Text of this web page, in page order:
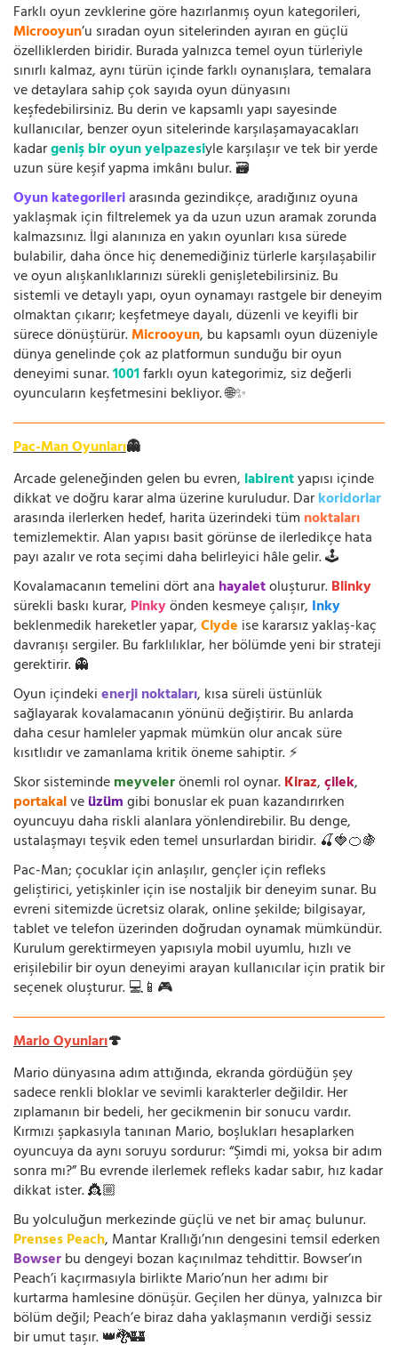
Farklı oyun zevklerine göre hazırlanmış oyun kategorileri,
Microoyun’u sıradan oyun sitelerinden ayıran en güçlü
özelliklerden biridir. Burada yalnızca temel oyun türleriyle
sınırlı kalmaz, aynı türün içinde farklı oynanışlara, temalara
ve detaylara sahip çok sayıda oyun dünyasını
keşfedebilirsiniz. Bu derin ve kapsamlı yapı sayesinde
kullanıcılar, benzer oyun sitelerinde karşılaşamayacakları
kadargeniş bir oyun yelpazesiyle karşılaşır ve tek bir yerde
uzun süre keşif yapma imkânı bulur. 🗃️
Oyun kategorileriarasında gezindikçe, aradığınız oyuna
yaklaşmak için filtrelemek ya da uzun uzun aramak zorunda
kalmazsınız. İlgi alanınıza en yakın oyunları kısa sürede
bulabilir, daha önce hiç denemediğiniz türlerle karşılaşabilir
ve oyun alışkanlıklarınızı sürekli genişletebilirsiniz. Bu
sistemli ve detaylı yapı, oyun oynamayı rastgele bir deneyim
olmaktan çıkarır; keşfetmeye dayalı, düzenli ve keyifli bir
sürece dönüştürür.Microoyun, bu kapsamlı oyun düzeniyle
dünya genelinde çok az platformun sunduğu bir oyun
deneyimi sunar.1001farklı oyun kategorimiz, siz değerli
oyuncuların keşfetmesini bekliyor. 🌐✨
Pac-Man Oyunları👻
Arcade geleneğinden gelen bu evren, labirentyapısı içinde
dikkat ve doğru karar alma üzerine kuruludur. Darkoridorlar
arasında ilerlerken hedef, harita üzerindeki tüm noktaları
temizlemektir. Alan yapısı basit görünse de ilerledikçe hata
payı azalır ve rota seçimi daha belirleyici hâle gelir. 🕹️
Kovalamacanın temelini dört ana hayaletoluşturur.Blinky
sürekli baskı kurar, Pinkyönden kesmeye çalışır, Inky
beklenmedik hareketler yapar,Clyde ise kararsız yaklaş-kaç
davranışı sergiler. Bu farklılıklar, her bölümde yeni bir strateji
gerektirir. 👻
Oyun içindekienerji noktaları, kısa süreli üstünlük
sağlayarak kovalamacanın yönünü değiştirir. Bu anlarda
daha cesur hamleler yapmak mümkün olur ancak süre
kısıtlıdır ve zamanlama kritik öneme sahiptir. ⚡
Skor sistemindemeyvelerönemli rol oynar.Kiraz,çilek,
portakalveüzümgibi bonuslar ek puan kazandırırken
oyuncuyu daha riskli alanlara yönlendirebilir. Bu denge,
ustalaşmayı teşvik eden temel unsurlardan biridir. 🍒🍓🍊🍇
Pac-Man; çocuklar için anlaşılır, gençler için refleks
geliştirici, yetişkinler için ise nostaljik bir deneyim sunar. Bu
evreni sitemizde ücretsiz olarak, online şekilde; bilgisayar,
tablet ve telefon üzerinden doğrudan oynamak mümkündür.
Kurulum gerektirmeyen yapısıyla mobil uyumlu, hızlı ve
erişilebilir bir oyun deneyimi arayan kullanıcılar için pratik bir
seçenek oluşturur. 💻📱🎮
Mario Oyunları🍄
Mario dünyasına adım attığında, ekranda gördüğün şey
sadece renkli bloklar ve sevimli karakterler değildir. Her
zıplamanın bir bedeli, her gecikmenin bir sonucu vardır.
Kırmızı şapkasıyla tanınan Mario, boşlukları hesaplarken
oyuncuya da aynı soruyu sordurur: “Şimdi mi, yoksa bir adım
sonra mı?” Bu evrende ilerlemek refleks kadar sabır, hız kadar
dikkat ister. 👸🏼
Bu yolculuğun merkezinde güçlü ve net bir amaç bulunur.
Prenses Peach, Mantar Krallığı’nın dengesini temsil ederken
Bowserbu dengeyi bozan kaçınılmaz tehdittir. Bowser’ın
Peach’i kaçırmasıyla birlikte Mario’nun her adımı bir
kurtarma hamlesine dönüşür. Geçilen her dünya, yalnızca bir
bölüm değil; Peach’e biraz daha yaklaşmanın verdiği sessiz
bir umut taşır. 👑🐉🏰